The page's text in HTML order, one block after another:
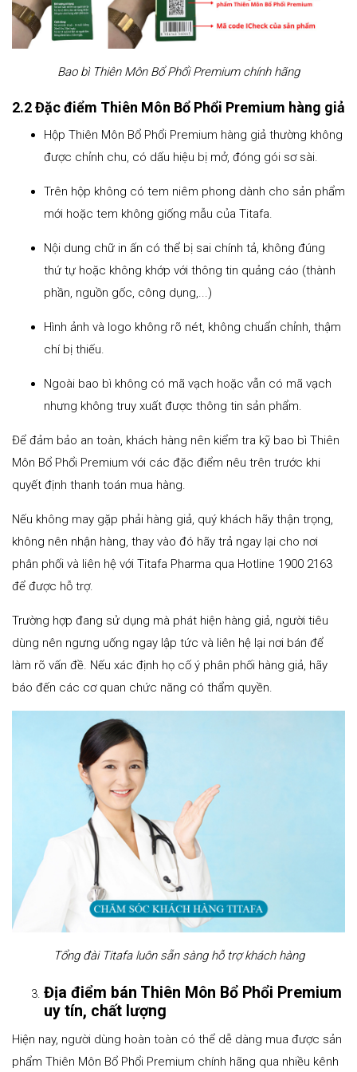
Bao bì Thiên Môn Bổ Phổi Premium chính hãng
2.2 Đặc điểm Thiên Môn Bổ Phổi Premium hàng giả
Hộp Thiên Môn Bổ Phổi Premium hàng giả thường không
được chỉnh chu, có dấu hiệu bị mở, đóng gói sơ sài.
Trên hộp không có tem niêm phong dành cho sản phẩm
mới hoặc tem không giống mẫu của Titafa.
Nội dung chữ in ấn có thể bị sai chính tả, không đúng
thứ tự hoặc không khớp với thông tin quảng cáo (thành
phần, nguồn gốc, công dụng,...)
Hình ảnh và logo không rõ nét, không chuẩn chỉnh, thậm
chí bị thiếu.
Ngoài bao bì không có mã vạch hoặc vẫn có mã vạch
nhưng không truy xuất được thông tin sản phẩm.
Để đảm bảo an toàn, khách hàng nên kiểm tra kỹ bao bì Thiên
Môn Bổ Phổi Premium với các đặc điểm nêu trên trước khi
quyết định thanh toán mua hàng.
Nếu không may gặp phải hàng giả, quý khách hãy thận trọng,
không nên nhận hàng, thay vào đó hãy trả ngay lại cho nơi
phân phối và liên hệ với Titafa Pharma qua Hotline 1900 2163
để được hỗ trợ.
Trường hợp đang sử dụng mà phát hiện hàng giả, người tiêu
dùng nên ngưng uống ngay lập tức và liên hệ lại nơi bán để
làm rõ vấn đề. Nếu xác định họ cố ý phân phối hàng giả, hãy
báo đến các cơ quan chức năng có thẩm quyền.
Tổng đài Titafa luôn sẵn sàng hỗ trợ khách hàng
Địa điểm bán Thiên Môn Bổ Phổi Premium
uy tín, chất lượng
Hiện nay, người dùng hoàn toàn có thể dễ dàng mua được sản
phẩm Thiên Môn Bổ Phổi Premium chính hãng qua nhiều kênh